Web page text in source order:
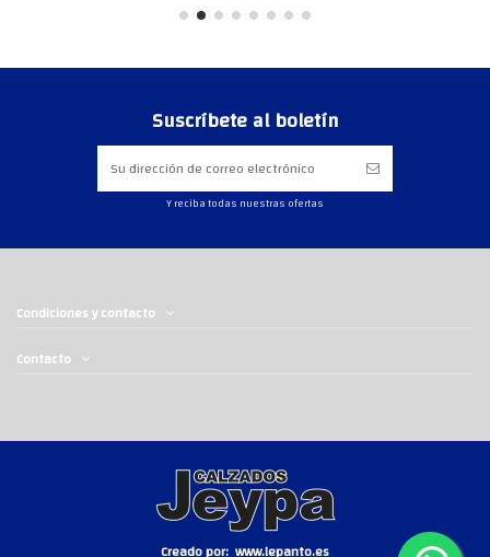
Suscríbete al boletín
Y reciba todas nuestras ofertas
Condiciones y contacto
Contacto
Creado por: www.lepanto.es